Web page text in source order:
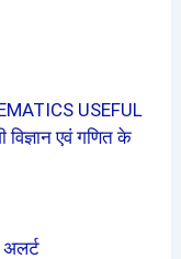
USEFUL
एवं गणित के
अलर्ट